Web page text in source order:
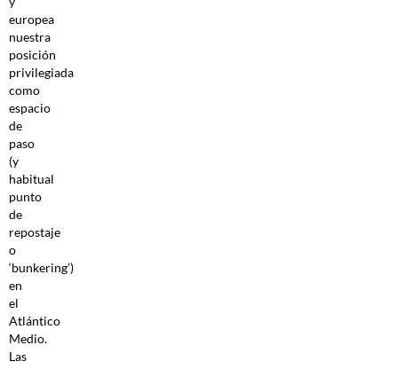
europea
nuestra
posición
privilegiada
como
espacio
de
paso
(y
habitual
punto
de
repostaje
o
‘bunkering’)
en
el
Atlántico
Medio.
Las